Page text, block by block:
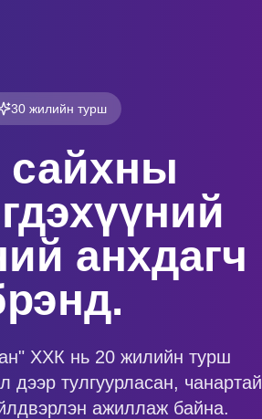
30 жилийн турш
сайхны
анхдагч
ХХК нь 20 жилийн турш
дээр тулгуурласан, чанартай
ажиллаж байна.